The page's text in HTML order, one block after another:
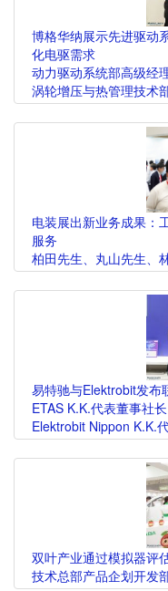
博格华纳展示先进驱动
化电驱需求
动力驱动系统部高级经
涡轮增压与热管理技术
电装展出新业务成果：
服务
柏田先生、丸山先生、
易特驰与Elektrobit发布
ETAS K.K.代表董事社
Elektrobit Nippon K.K.
双叶产业通过模拟器评
技术总部产品企划开发